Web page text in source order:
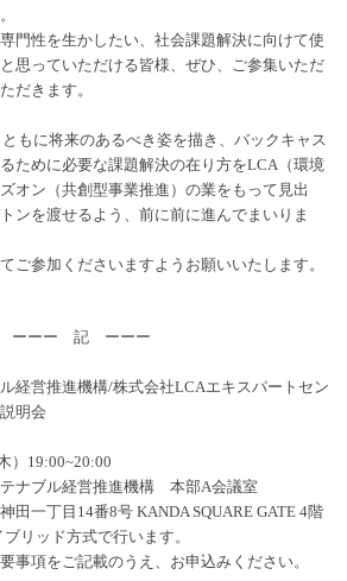
門性を生かしたい、社会課題解決に向けて使
思っていただける皆様、ぜひ、ご参集いただ
だきます。
もに将来のあるべき姿を描き、バックキャス
ために必要な課題解決の在り方をLCA（環境
オン（共創型事業推進）の業をもって見出
ンを渡せるよう、前に前に進んでまいりま
ご参加くださいますようお願いいたします。
ーーー 記 ーーー
経営推進機構/株式会社LCAエキスパートセン
明会
）19:00~20:00
ナブル経営推進機構 本部A会議室
丁目14番8号 KANDA SQUARE GATE 4階
リッド方式で行います。
事項をご記載のうえ、お申込みください。